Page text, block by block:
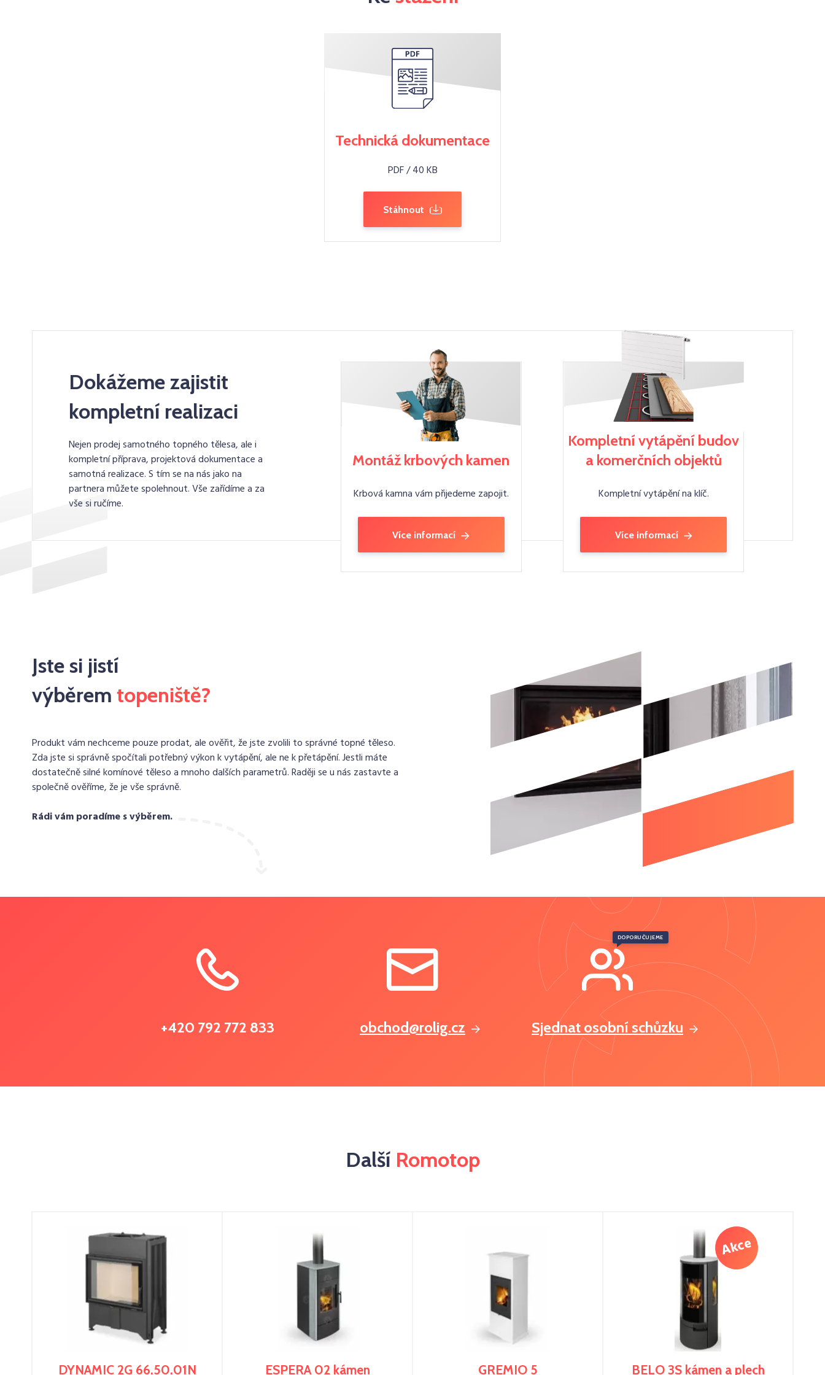
Technická dokumentace
PDF / 40 KB
Stáhnout
Dokážeme zajistit
kompletní realizaci
Nejen prodej samotného topného tělesa, ale i
kompletní příprava, projektová dokumentace a
samotná realizace. S tím se na nás jako na
partnera můžete spolehnout. Vše zařídíme a za
vše si ručíme.
Montáž krbových kamen
Krbová kamna vám přijedeme zapojit.
Více informací
Kompletní vytápění budov
a komerčních objektů
Kompletní vytápění na klíč.
Více informací
Jste si jistí
výběrem topeniště?
Produkt vám nechceme pouze prodat, ale ověřit, že jste zvolili to správné topné těleso.
Zda jste si správně spočítali potřebný výkon k vytápění, ale ne k přetápění. Jestli máte
dostatečně silné komínové těleso a mnoho dalších parametrů. Raději se u nás zastavte a
společně ověříme, že je vše správně.
Rádi vám poradíme s výběrem.
+420 792 772 833 obchod@rolig.cz Sjednat osobní schůzku
DOPORUČUJEME
Další Romotop
DYNAMIC 2G 66.50.01N ESPERA 02 kámen GREMIO 5 BELO 3S kámen a plech